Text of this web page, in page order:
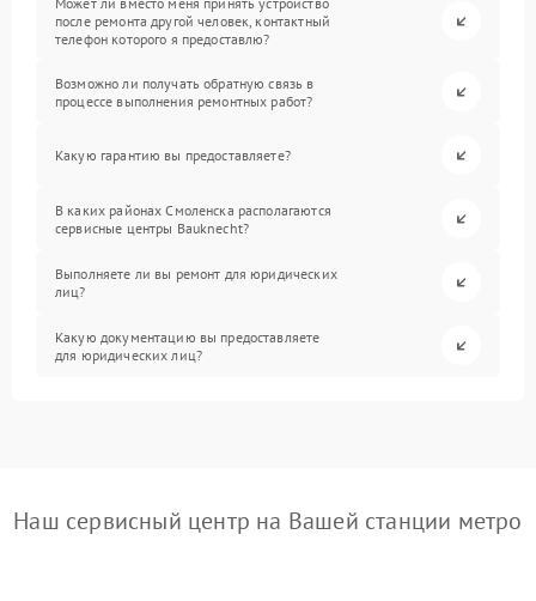
после ремонта другой человек, контактный
телефон которого я предоставлю?
Возможно ли получать обратную связь в
процессе выполнения ремонтных работ?
Какую гарантию вы предоставляете?
В каких районах Смоленска располагаются
сервисные центры Bauknecht?
Выполняете ли вы ремонт для юридических
лиц?
Какую документацию вы предоставляете
для юридических лиц?
Наш сервисный центр на Вашей станции метро